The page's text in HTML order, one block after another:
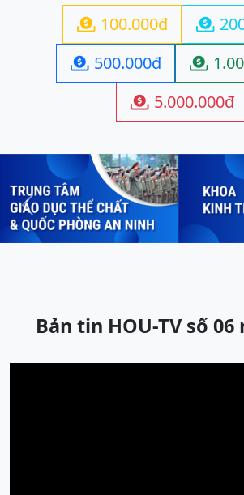
 100.000đ 
 500.000đ 
 5.000.000đ
Previous
Bản tin HOU-TV số 06